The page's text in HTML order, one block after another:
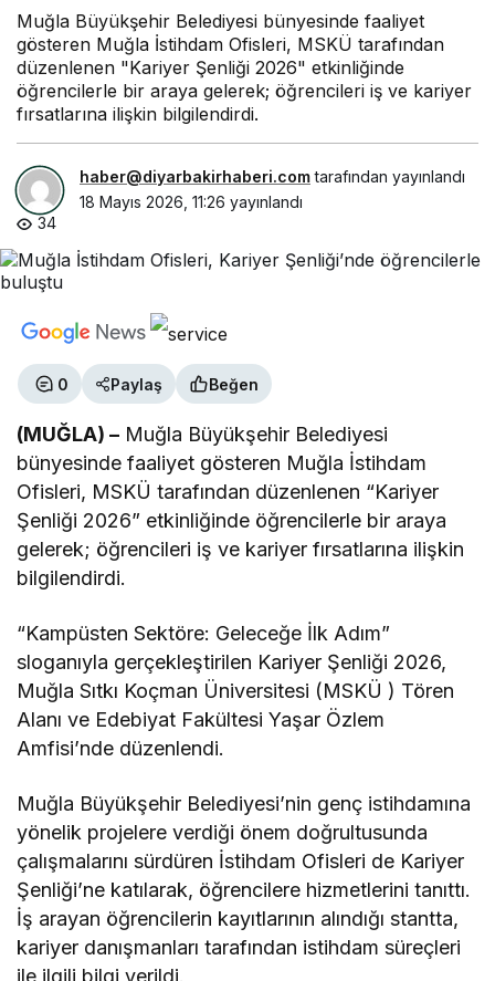
Muğla Büyükşehir Belediyesi bünyesinde faaliyet
gösteren Muğla İstihdam Ofisleri, MSKÜ tarafından
düzenlenen "Kariyer Şenliği 2026" etkinliğinde
öğrencilerle bir araya gelerek; öğrencileri iş ve kariyer
fırsatlarına ilişkin bilgilendirdi.
haber@diyarbakirhaberi.comtarafından yayınlandı
18 Mayıs 2026, 11:26 yayınlandı
34
0 Paylaş Beğen
(MUĞLA) – Muğla Büyükşehir Belediyesi
bünyesinde faaliyet gösteren Muğla İstihdam
Ofisleri, MSKÜ tarafından düzenlenen “Kariyer
Şenliği 2026” etkinliğinde öğrencilerle bir araya
gelerek; öğrencileri iş ve kariyer fırsatlarına ilişkin
bilgilendirdi.
“Kampüsten Sektöre: Geleceğe İlk Adım”
sloganıyla gerçekleştirilen Kariyer Şenliği 2026,
Muğla Sıtkı Koçman Üniversitesi (MSKÜ ) Tören
Alanı ve Edebiyat Fakültesi Yaşar Özlem
Amfisi’nde düzenlendi.
Muğla Büyükşehir Belediyesi’nin genç istihdamına
yönelik projelere verdiği önem doğrultusunda
çalışmalarını sürdüren İstihdam Ofisleri de Kariyer
Şenliği’ne katılarak, öğrencilere hizmetlerini tanıttı.
İş arayan öğrencilerin kayıtlarının alındığı stantta,
kariyer danışmanları tarafından istihdam süreçleri